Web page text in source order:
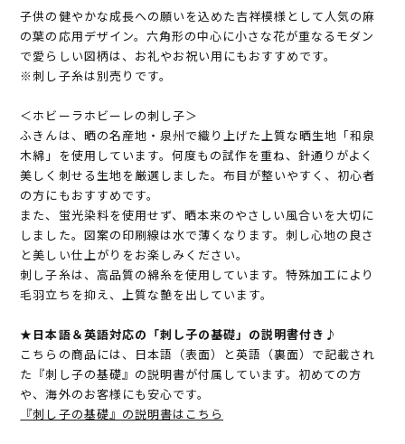
子供の健やかな成長への願いを込めた吉祥模様として人気の麻
の葉の応用デザイン。六角形の中心に小さな花が重なるモダン
で愛らしい図柄は、お礼やお祝い用にもおすすめです。
※刺し子糸は別売りです。
＜ホビーラホビーレの刺し子＞
ふきんは、晒の名産地・泉州で織り上げた上質な晒生地「和泉
木綿」を使用しています。何度もの試作を重ね、針通りがよく
美しく刺せる生地を厳選しました。布目が整いやすく、初心者
の方にもおすすめです。
また、蛍光染料を使用せず、晒本来のやさしい風合いを大切に
しました。図案の印刷線は水で薄くなります。刺し心地の良さ
と美しい仕上がりをお楽しみください。
刺し子糸は、高品質の綿糸を使用しています。特殊加工により
毛羽立ちを抑え、上質な艶を出しています。
★日本語＆英語対応の「刺し子の基礎」の説明書付き♪
こちらの商品には、日本語（表面）と英語（裏面）で記載され
た『刺し子の基礎』の説明書が付属しています。初めての方
や、海外のお客様にも安心です。
『刺し子の基礎』の説明書はこちら